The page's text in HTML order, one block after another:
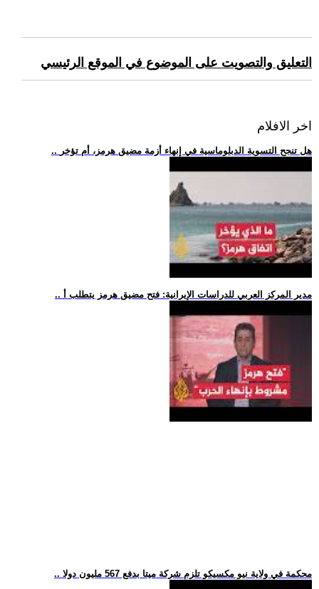
التعليق والتصويت على الموضوع في الموقع الرئيسي
اخر الافلام
.. هل تنجح التسوية الدبلوماسية في إنهاء أزمة مضيق هرمز، أم تؤخر
.. مدير المركز العربي للدراسات الإيرانية: فتح مضيق هرمز يتطلب أ
.. محكمة في ولاية نيو مكسيكو تلزم شركة ميتا بدفع 567 مليون دولا